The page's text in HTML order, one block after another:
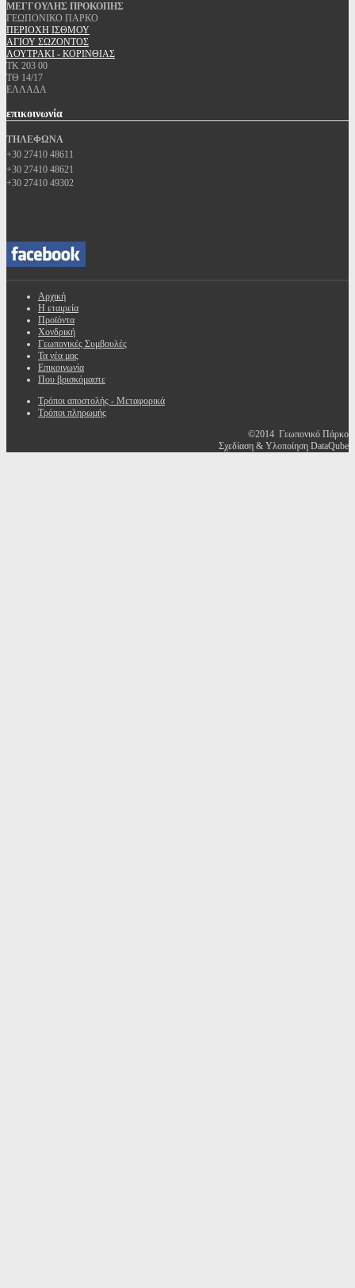
ΜΕΓΓΟΥΛΗΣ ΠΡΟΚΟΠΗΣ
ΓΕΩΠΟΝΙΚΟ ΠΑΡΚΟ
ΠΕΡΙΟΧΗ ΙΣΘΜΟΥ
ΑΓΙΟΥ ΣΩΖΟΝΤΟΣ
ΛΟΥΤΡΑΚΙ - ΚΟΡΙΝΘΙΑΣ
ΤΚ 203 00
ΤΘ 14/17
ΕΛΛΑΔΑ
επικοινωνία
ΤΗΛΕΦΩΝΑ
+30 27410 48611
+30 27410 48621
+30 27410 49302
Αρχική
Η εταιρεία
Προϊόντα
Χονδρική
Γεωπονικές Συμβουλές
Τα νέα μας
Επικοινωνία
Που βρισκόμαστε
Τρόποι αποστολής - Μεταφορικά
Τρόποι πληρωμής
©2014 Γεωπονικό Πάρκο
Σχεδίαση & Υλοποίηση DataQube